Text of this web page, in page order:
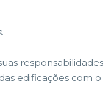
edificações com o